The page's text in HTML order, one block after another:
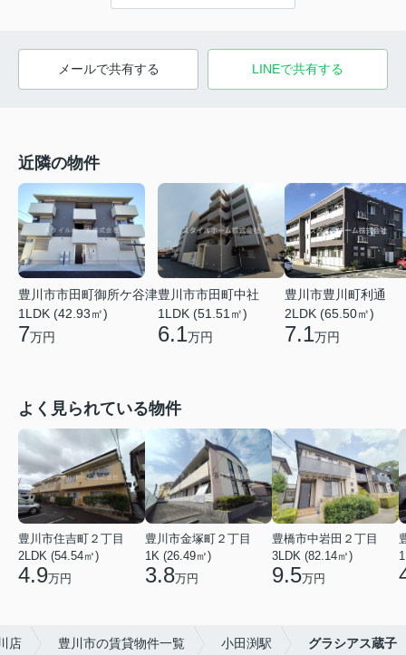
メールで共有する LINEで共有する
近隣の物件
豊川市市田町御所ケ谷津
1LDK (42.93㎡)
7万円
豊川市市田町中社
1LDK (51.51㎡)
6.1万円
豊川市豊川町利通
2LDK (65.50㎡)
7.1万円
よく見られている物件
豊川市住吉町２丁目
2LDK (54.54㎡)
4.9万円
豊川市金塚町２丁目
1K (26.49㎡)
3.8万円
豊橋市中岩田２丁目
3LDK (82.14㎡)
9.5万円
店 豊川市の賃貸物件一覧 小田渕駅 グラシアス蔵子